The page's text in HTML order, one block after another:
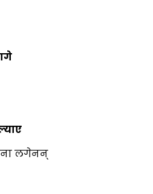
लगेनन्